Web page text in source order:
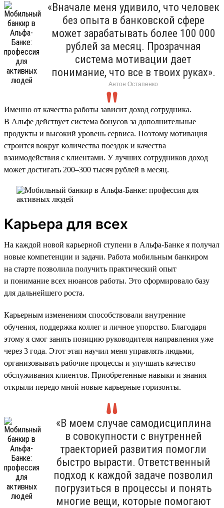
«Вначале меня удивило, что человек
без опыта в банковской сфере
может зарабатывать более 100 000
рублей за месяц. Прозрачная
система мотивации дает
понимание, что все в твоих руках».
Антон Остапенко
Именно от качества работы зависит доход сотрудника.
В Альфе действует система бонусов за дополнительные
продукты и высокий уровень сервиса. Поэтому мотивация
строится вокруг количества поездок и качества
взаимодействия с клиентами. У лучших сотрудников доход
может достигать 200–300 тысяч рублей в месяц.
Карьера для всех
На каждой новой карьерной ступени в Альфа-Банке я получал
новые компетенции и задачи. Работа мобильным банкиром
на старте позволила получить практический опыт
и понимание всех нюансов работы. Это сформировало базу
для дальнейшего роста.
Карьерным изменениям способствовали внутренние
обучения, поддержка коллег и личное упорство. Благодаря
этому я смог занять позицию руководителя направления уже
через 3 года. Этот этап научил меня управлять людьми,
организовывать рабочие процессы и улучшать качество
обслуживания клиентов. Приобретенные навыки и знания
открыли передо мной новые карьерные горизонты.
«В моем случае самодисциплина
в совокупности с внутренней
траекторией развития помогли
быстро вырасти. Ответственный
подход к каждой задаче позволил
погрузиться в процессы и понять
многие вещи, которые помогают